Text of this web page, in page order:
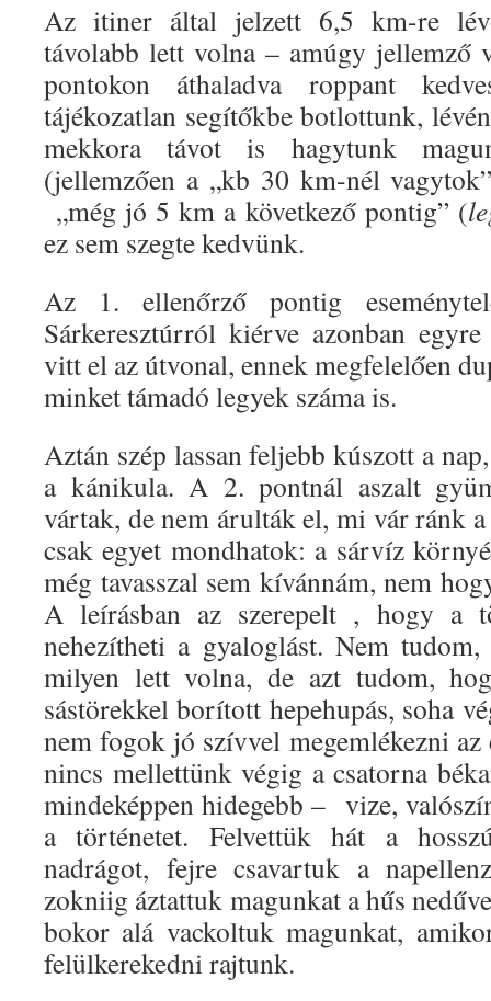
Az itiner által jelzett 6,5 km-re
távolabb lett volna – amúgy jellemző
pontokon áthaladva roppant
tájékozatlan segítőkbe botlottunk,
mekkora távot is hagytunk
(jellemzően a „kb 30 km-nél
„még jó 5 km a következő pontig” (
ez sem szegte kedvünk.
Az 1. ellenőrző pontig
Sárkeresztúrról kiérve azonban
vitt el az útvonal, ennek megfelelően
minket támadó legyek száma is.
Aztán szép lassan feljebb kúszott a
a kánikula. A 2. pontnál aszalt
vártak, de nem árulták el, mi vár ránk
csak egyet mondhatok: a sárvíz
még tavasszal sem kívánnám, nem
A leírásban az szerepelt , hogy a
nehezítheti a gyaloglást. Nem
milyen lett volna, de azt tudom,
sástörekkel borított hepehupás, soha
nem fogok jó szívvel megemlékezni
nincs mellettünk végig a csatorna
mindeképpen hidegebb – vize,
a történetet. Felvettük hát a
nadrágot, fejre csavartuk a
zokniig áztattuk magunkat a hűs
bokor alá vackoltuk magunkat,
felülkerekedni rajtunk.